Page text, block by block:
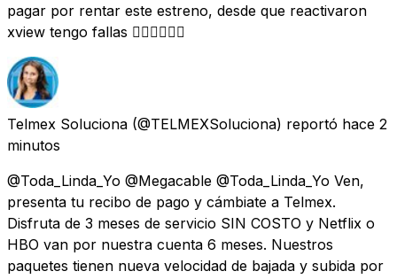
pagar por rentar este estreno, desde que reactivaron
xview tengo fallas 👎🏻👎🏻👎🏻
Telmex Soluciona (@TELMEXSoluciona) reportó hace 2
minutos
@Toda_Linda_Yo @Megacable @Toda_Linda_Yo Ven,
presenta tu recibo de pago y cámbiate a Telmex.
Disfruta de 3 meses de servicio SIN COSTO y Netflix o
HBO van por nuestra cuenta 6 meses. Nuestros
paquetes tienen nueva velocidad de bajada y subida por